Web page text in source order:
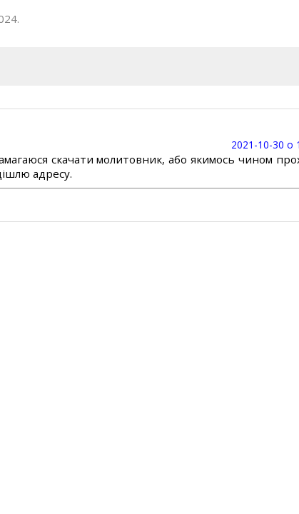
2021-10-30 о
скачати молитовник, або якимось чином
адресу.